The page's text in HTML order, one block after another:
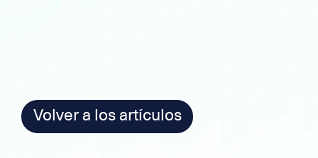
Volver a los artículos